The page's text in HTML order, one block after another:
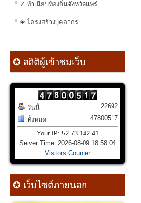
✓ ทำเนียบท้องถิ่นจังหวัดแพร่
❀ โครงสร้างบุคลากร
✪ สถิติผู้เข้าชมเว็บ
วันนี้
ทั้งหมด
22692
47800517
Your IP: 52.73.142.41
Server Time: 2026-08-09 18:58:04
Visitors Counter
✪ เว็บไซต์ภายนอก